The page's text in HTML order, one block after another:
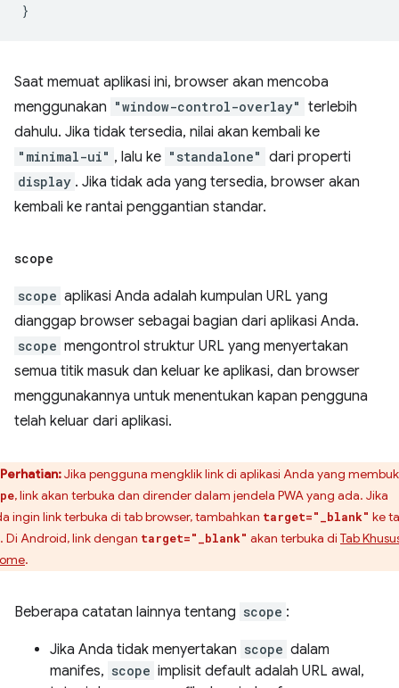
}
Saat memuat aplikasi ini, browser akan mencoba
menggunakan "window-control-overlay" terlebih
dahulu. Jika tidak tersedia, nilai akan kembali ke
"minimal-ui" , lalu ke "standalone" dari properti
display . Jika tidak ada yang tersedia, browser akan
kembali ke rantai penggantian standar.
scope
scope aplikasi Anda adalah kumpulan URL yang
dianggap browser sebagai bagian dari aplikasi Anda.
scope mengontrol struktur URL yang menyertakan
semua titik masuk dan keluar ke aplikasi, dan browser
menggunakannya untuk menentukan kapan pengguna
telah keluar dari aplikasi.
Perhatian:Jika pengguna mengklik link di aplikasi Anda yang
, link akan terbuka dan dirender dalam jendela PWA yang ada. Jika
ingin link terbuka di tab browser, tambahkan target="_blank" ke
. Di Android, link dengan target="_blank" akan terbuka di Tab
.
Beberapa catatan lainnya tentang scope :
Jika Anda tidak menyertakan scope dalam
manifes, scope implisit default adalah URL awal,